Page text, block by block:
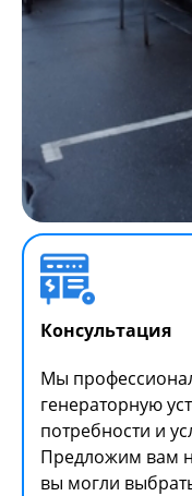
Консультация
Мы
генераторную
потребности и
Предложим вам
вы могли